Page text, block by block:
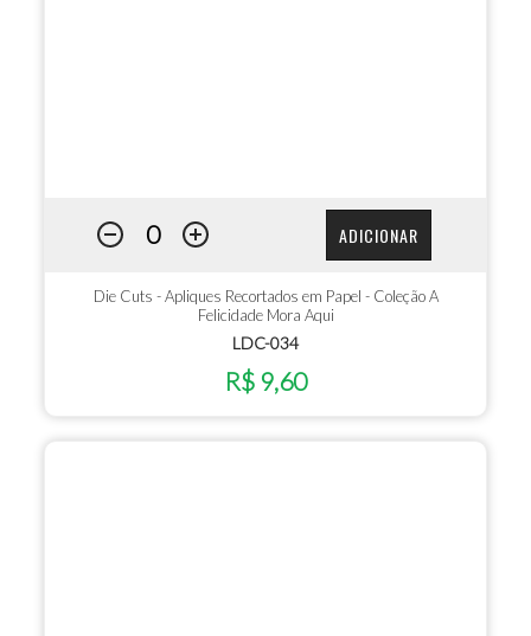
ADICIONAR
Die Cuts - Apliques Recortados em Papel - Coleção A
Felicidade Mora Aqui
LDC-034
R$ 9,60